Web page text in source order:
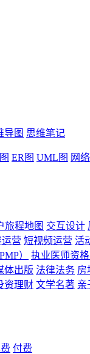
导图 思维笔记
ER图 UML图 网
旅程地图 交互设计
营 短视频运营 活
）
执业医师资
体出版 法律法务 房
资理财 文学名著 亲
付费